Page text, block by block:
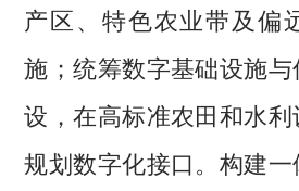
产区、特色农业带及偏
施；统筹数字基础设施
设，在高标准农田和水
规划数字化接口。构建